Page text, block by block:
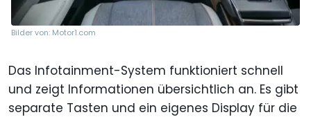
Bilder von: Motor1.com
Das Infotainment-System funktioniert schnell
und zeigt Informationen übersichtlich an. Es gibt
separate Tasten und ein eigenes Display für die